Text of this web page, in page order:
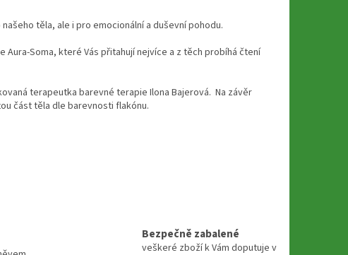
těla, ale i pro emocionální a duševní pohodu.
Soma, které Vás přitahují nejvíce a z těch probíhá čtení
terapeutka barevné terapie Ilona Bajerová. Na závěr
část těla dle barevnosti flakónu.
Bezpečně zabalené
veškeré zboží k Vám doputuje v